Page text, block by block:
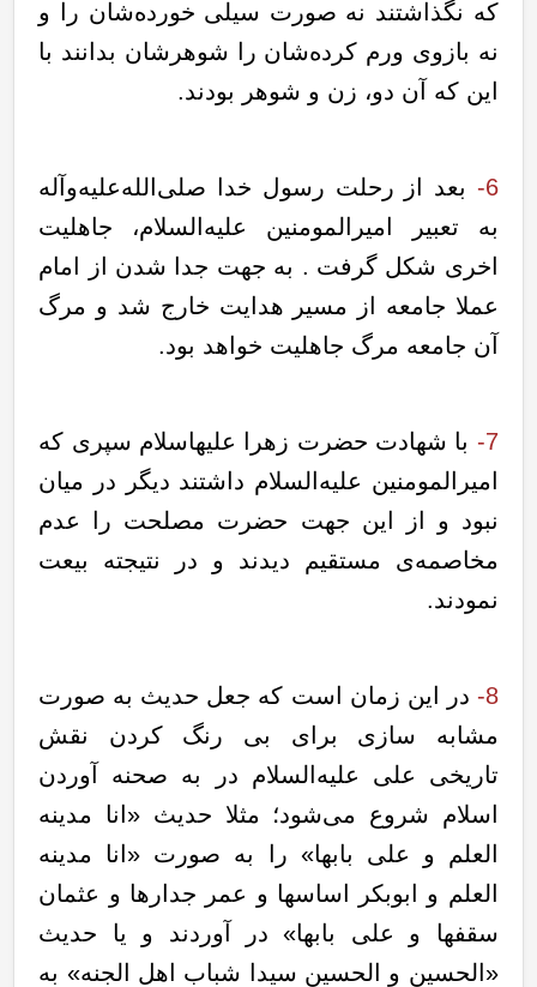
که نگذاشتند نه صورت سیلی خورده‌شان را و
نه بازوی ورم کرده‌شان را شوهرشان بدانند با
این که آن دو، زن و شوهر بودند.
6-
بعد از رحلت رسول خدا صلی‌الله‌علیه‌وآله
به تعبیر امیرالمومنین علیه‌السلام، جاهلیت
اخری شکل گرفت . به جهت جدا شدن از امام
عملا جامعه از مسیر هدایت خارج شد و مرگ
آن جامعه مرگ جاهلیت خواهد بود.
7-
با شهادت حضرت زهرا علیهاسلام سپری که
امیرالمومنین علیه‌السلام داشتند دیگر در میان
نبود و از این جهت حضرت مصلحت را عدم
مخاصمه‌ی مستقیم دیدند و در نتیجته بیعت
نمودند.
8-
در این زمان است که جعل حدیث به صورت
مشابه سازی برای بی رنگ کردن نقش
تاریخی علی علیه‌السلام در به صحنه آوردن
اسلام شروع می‌شود؛ مثلا حدیث «انا مدینه
العلم و علی بابها» را به صورت «انا مدینه
العلم و ابوبکر اساسها و عمر جدارها و عثمان
سقفها و علی بابها» در آوردند و یا حدیث
«الحسین و الحسین سیدا شباب اهل الجنه» به